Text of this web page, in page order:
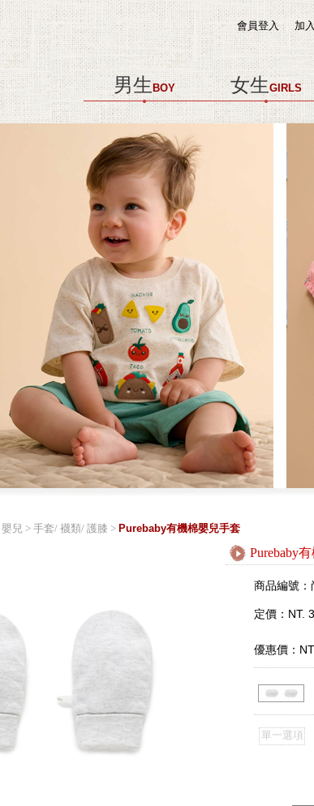
會員登入 加
男生BOY 女生GIRLS
嬰兒 > 手套/ 襪類/ 護膝 > Purebaby有機棉嬰兒手套
Purebaby
商品編號：
定價：NT.
優惠價：
單一選項